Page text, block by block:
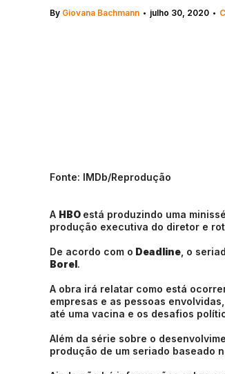
By Giovana Bachmann • julho 30, 2020 •
Fonte: IMDb/Reprodução
A HBO está produzindo uma
produção executiva do diretor e
De acordo com o Deadline , o
Borel.
A obra irá relatar como está
empresas e as pessoas
até uma vacina e os desafios
Além da série sobre o
produção de um seriado baseado